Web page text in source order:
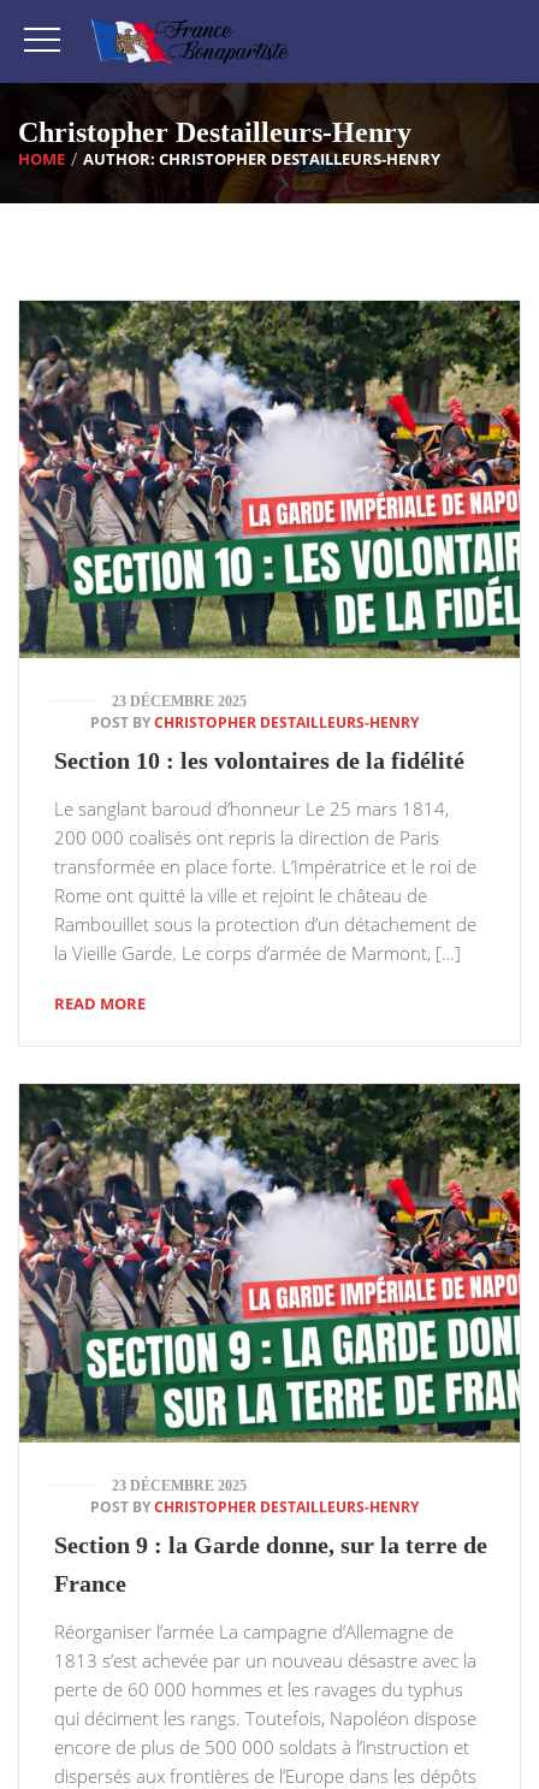
Christopher Destailleurs-Henry
HOME AUTHOR: CHRISTOPHER DESTAILLEURS-HENRY
23 DÉCEMBRE 2025
POST BYCHRISTOPHER DESTAILLEURS-HENRY
Section 10 : les volontaires de la fidélité
Le sanglant baroud d’honneur Le 25 mars 1814,
200 000 coalisés ont repris la direction de Paris
transformée en place forte. L’Impératrice et le roi de
Rome ont quitté la ville et rejoint le château de
Rambouillet sous la protection d’un détachement de
la Vieille Garde. Le corps d’armée de Marmont, […]
READ MORE
23 DÉCEMBRE 2025
POST BYCHRISTOPHER DESTAILLEURS-HENRY
Section 9 : la Garde donne, sur la terre de
France
Réorganiser l’armée La campagne d’Allemagne de
1813 s’est achevée par un nouveau désastre avec la
perte de 60 000 hommes et les ravages du typhus
qui déciment les rangs. Toutefois, Napoléon dispose
encore de plus de 500 000 soldats à l’instruction et
dispersés aux frontières de l’Europe dans les dépôts